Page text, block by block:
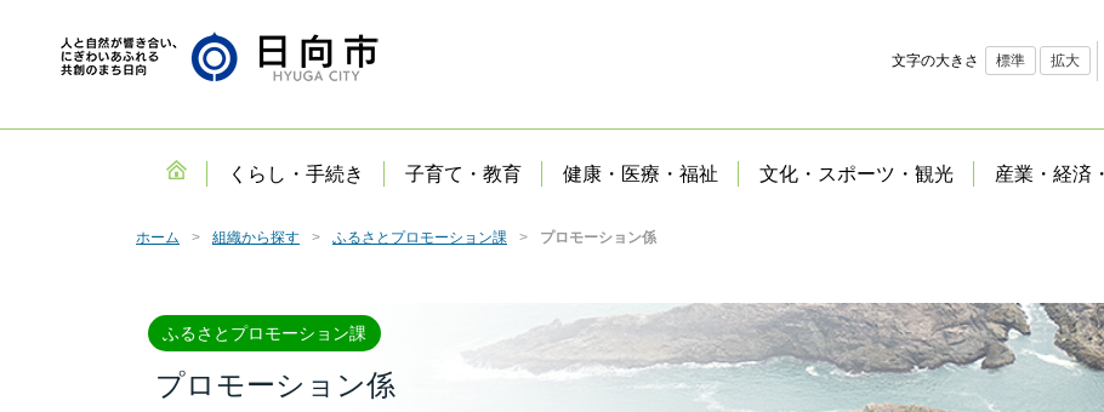
文字の大きさ 標準 拡大
くらし・手続き 子育て・教育 健康・医療・福祉 文化・スポーツ・観光 産業・経済
ホーム 組織から探す ふるさとプロモーション課 プロモーション係
ふるさとプロモーション課
プロモーション係